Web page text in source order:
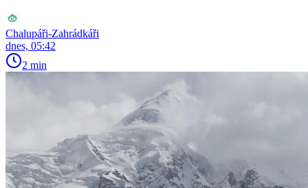
Chalupáři-Zahrádkáři
dnes, 05:42
2 min